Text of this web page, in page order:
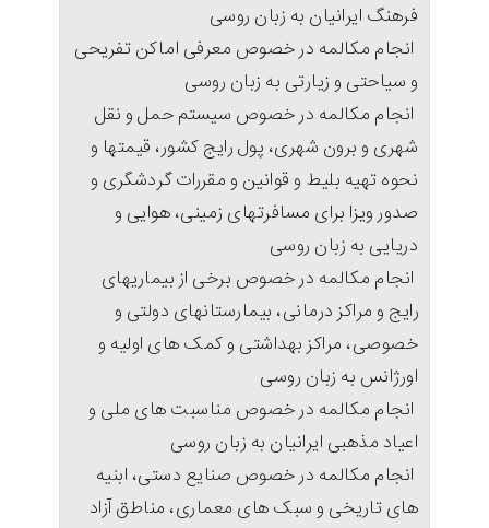
فرهنگ ایرانیان به زبان روسی
انجام مکالمه در خصوص معرفی اماکن تفریحی
و سیاحتی و زیارتی به زبان روسی
انجام مکالمه در خصوص سیستم حمل و نقل
شهری و برون شهری، پول رایج کشور، قیمتها و
نحوه تهیه بلیط و قوانین و مقررات گردشگری و
صدور ویزا برای مسافرتهای زمینی، هوایی و
دریایی به زبان روسی
انجام مکالمه در خصوص برخی از بیماریهای
رایج و مراکز درمانی، بیمارستانهای دولتی و
خصوصی، مراکز بهداشتی و کمک های اولیه و
اورژانس به زبان روسی
انجام مکالمه در خصوص مناسبت های ملی و
اعیاد مذهبی ایرانیان به زبان روسی
انجام مکالمه در خصوص صنایع دستی، ابنیه
های تاریخی و سبک های معماری، مناطق آزاد